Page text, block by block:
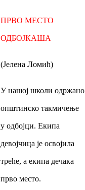
ПРВО МЕСТО
ОДБОЈКАША
(Јелена Ломић)
У нашој школи одржано
општинско такмичење
у одбојци. Екипа
девојчица је освојила
треће, а екипа дечака
прво место.